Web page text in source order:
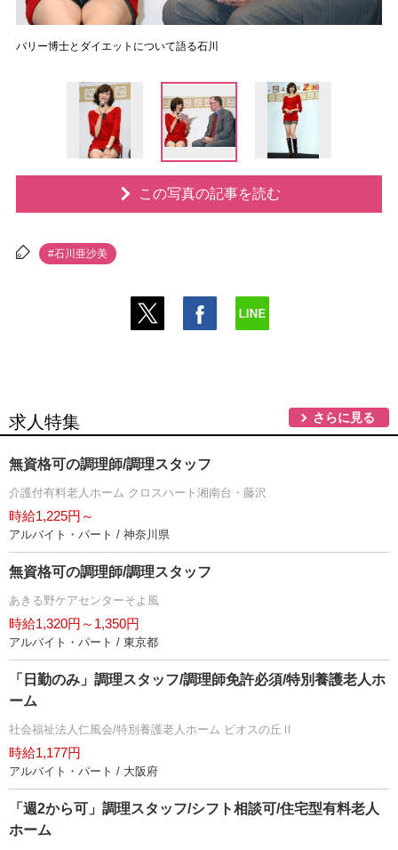
バリー博士とダイエットについて語る石川
この写真の記事を読む
#石川亜沙美
求人特集 さらに見る
無資格可の調理師/調理スタッフ
介護付有料老人ホーム クロスハート湘南台・藤沢
時給1,225円～
アルバイト・パート / 神奈川県
無資格可の調理師/調理スタッフ
あきる野ケアセンターそよ風
時給1,320円～1,350円
アルバイト・パート / 東京都
「日勤のみ」調理スタッフ/調理師免許必須/特別養護老人ホ
ーム
社会福祉法人仁風会/特別養護老人ホーム ビオスの丘Ⅱ
時給1,177円
アルバイト・パート / 大阪府
「週2から可」調理スタッフ/シフト相談可/住宅型有料老人
ホーム